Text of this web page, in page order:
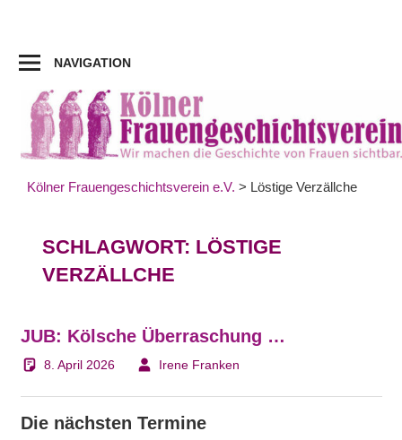
springen
NAVIGATION
Kölner Frauengeschichtsverein e.V. > Löstige Verzällche
SCHLAGWORT: LÖSTIGE
VERZÄLLCHE
JUB: Kölsche Überraschung …
8. April 2026 Irene Franken
Die nächsten Termine